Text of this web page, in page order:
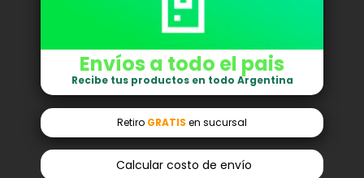
Envíos a todo el pais
Recibe tus productos en todo Argentina
Retiro GRATIS en sucursal
Calcular costo de envío